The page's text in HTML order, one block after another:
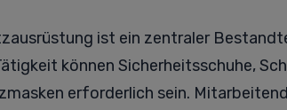
ist ein zentraler
können Sicherheitsschuhe,
erforderlich sein.